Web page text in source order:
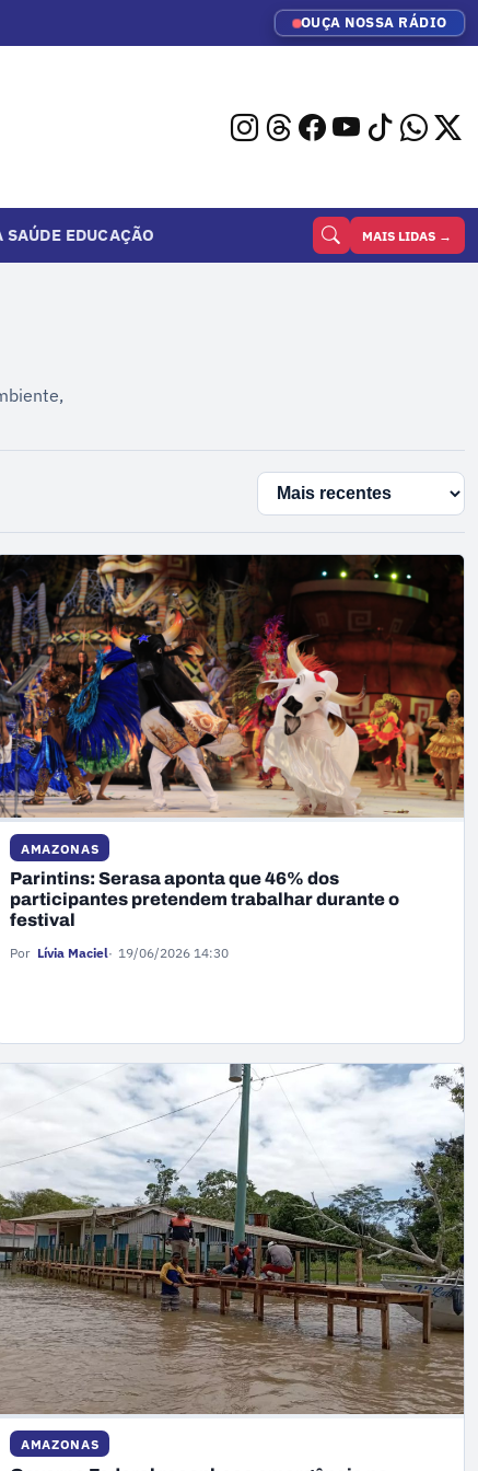
OUÇA NOSSA RÁDIO
SAÚDE EDUCAÇÃO MAIS LIDAS →
AMAZONAS
Parintins: Serasa aponta que 46% dos
participantes pretendem trabalhar durante o
festival
Por Lívia Maciel 19/06/2026 14:30
AMAZONAS